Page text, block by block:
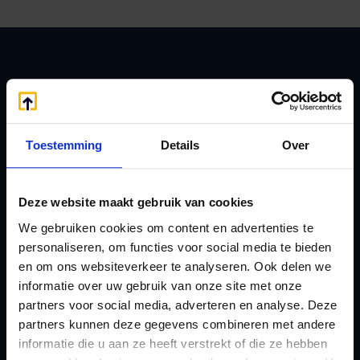
Toestemming Details Over
Deze website maakt gebruik van cookies
We gebruiken cookies om content en advertenties te
personaliseren, om functies voor social media te bieden
en om ons websiteverkeer te analyseren. Ook delen we
informatie over uw gebruik van onze site met onze
partners voor social media, adverteren en analyse. Deze
partners kunnen deze gegevens combineren met andere
informatie die u aan ze heeft verstrekt of die ze hebben
Zoeken
Handige links
Belastingdienst
doorgeven
rekeningnummer
Checklist IB 2023 (PDF)
Lenen van de BV
Lijfrente BV
Liquidatie Pensioen BV
Loonadministratie
verzorgen